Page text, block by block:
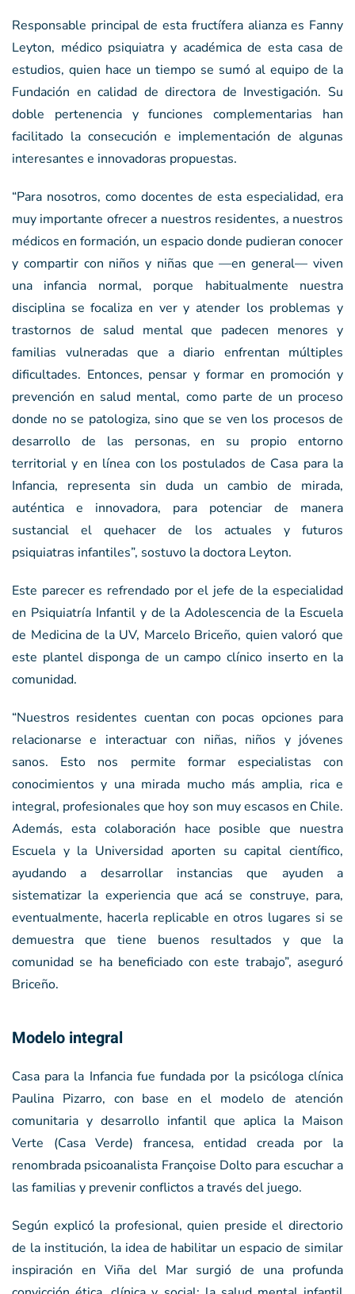
Responsable principal de esta fructífera alianza es Fanny
Leyton, médico psiquiatra y académica de esta casa de
estudios, quien hace un tiempo se sumó al equipo de la
Fundación en calidad de directora de Investigación. Su
doble pertenencia y funciones complementarias han
facilitado la consecución e implementación de algunas
interesantes e innovadoras propuestas.
“Para nosotros, como docentes de esta especialidad, era
muy importante ofrecer a nuestros residentes, a nuestros
médicos en formación, un espacio donde pudieran conocer
y compartir con niños y niñas que —en general— viven
una infancia normal, porque habitualmente nuestra
disciplina se focaliza en ver y atender los problemas y
trastornos de salud mental que padecen menores y
familias vulneradas que a diario enfrentan múltiples
dificultades. Entonces, pensar y formar en promoción y
prevención en salud mental, como parte de un proceso
donde no se patologiza, sino que se ven los procesos de
desarrollo de las personas, en su propio entorno
territorial y en línea con los postulados de Casa para la
Infancia, representa sin duda un cambio de mirada,
auténtica e innovadora, para potenciar de manera
sustancial el quehacer de los actuales y futuros
psiquiatras infantiles”, sostuvo la doctora Leyton.
Este parecer es refrendado por el jefe de la especialidad
en Psiquiatría Infantil y de la Adolescencia de la Escuela
de Medicina de la UV, Marcelo Briceño, quien valoró que
este plantel disponga de un campo clínico inserto en la
comunidad.
“Nuestros residentes cuentan con pocas opciones para
relacionarse e interactuar con niñas, niños y jóvenes
sanos. Esto nos permite formar especialistas con
conocimientos y una mirada mucho más amplia, rica e
integral, profesionales que hoy son muy escasos en Chile.
Además, esta colaboración hace posible que nuestra
Escuela y la Universidad aporten su capital científico,
ayudando a desarrollar instancias que ayuden a
sistematizar la experiencia que acá se construye, para,
eventualmente, hacerla replicable en otros lugares si se
demuestra que tiene buenos resultados y que la
comunidad se ha beneficiado con este trabajo”, aseguró
Briceño.
Modelo integral
Casa para la Infancia fue fundada por la psicóloga clínica
Paulina Pizarro, con base en el modelo de atención
comunitaria y desarrollo infantil que aplica la Maison
Verte (Casa Verde) francesa, entidad creada por la
renombrada psicoanalista Françoise Dolto para escuchar a
las familias y prevenir conflictos a través del juego.
Según explicó la profesional, quien preside el directorio
de la institución, la idea de habilitar un espacio de similar
inspiración en Viña del Mar surgió de una profunda